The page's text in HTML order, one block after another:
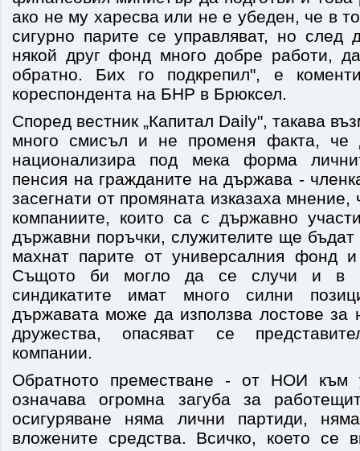
ако не му харесва или не е убеден, че в
сигурно парите се управляват, но след
някой друг фонд много добре работи,
обратно. Бих го подкрепил", е
кореспондента на БНР в Брюксел.
Според вестник „Капитал Daily", такава
много смисъл и не променя факта, че
национализира под мека форма
пенсия на гражданите на държава -
засегнати от промяната изказаха мнение,
компаниите, които са с държавно
държавни поръчки, служителите ще бъдат
махнат парите от универсалния фонд
Същото би могло да се случи и в
синдикатите имат много силни
държавата може да използва лостове за
дружества, опасяват се
компании.
Обратното преместване - от НОИ към
означава огромна загуба за
осигуряване няма лични партиди,
вложените средства. Всичко, което се